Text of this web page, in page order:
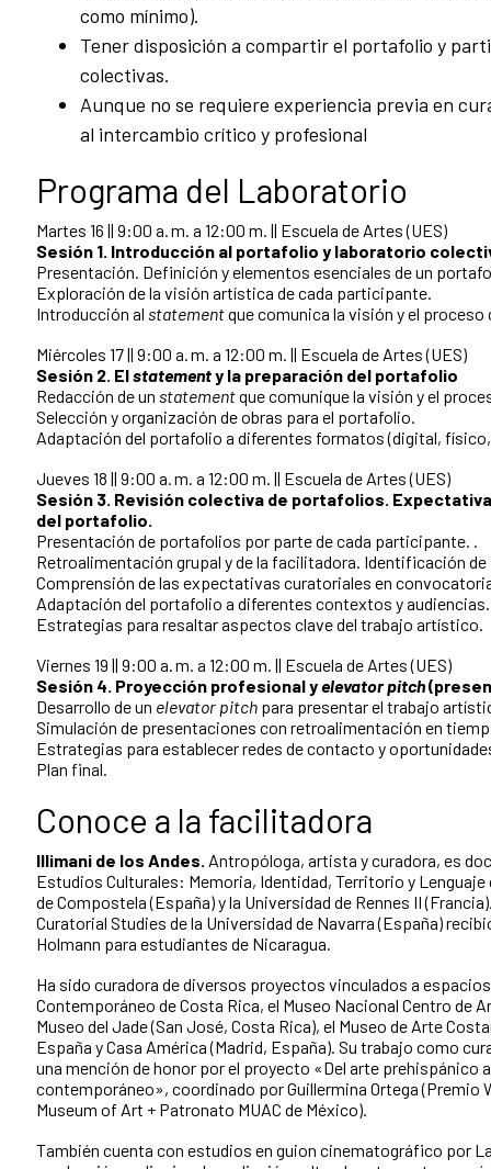
como mínimo).
Tener disposición a compartir el portafolio y
colectivas.
Aunque no se requiere experiencia previa en
al intercambio crítico y profesional
Programa del Laboratorio
Martes 16 || 9:00 a. m. a 12:00 m. || Escuela de Artes (UES)
Sesión 1. Introducción al portafolio y laboratorio
Presentación. Definición y elementos esenciales de un
Exploración de la visión artística de cada participante.
Introducción al statementque comunica la visión y el
Miércoles 17 || 9:00 a. m. a 12:00 m. || Escuela de Artes (UES)
Sesión 2. Elstatementy la preparación del portafolio
Redacción de un statementque comunique la visión y el
Selección y organización de obras para el portafolio.
Adaptación del portafolio a diferentes formatos (digital,
Jueves 18 || 9:00 a. m. a 12:00 m. || Escuela de Artes (UES)
Sesión 3. Revisión colectiva de portafolios.
del portafolio.
Presentación de portafolios por parte de cada participante. .
Retroalimentación grupal y de la facilitadora. Identificación
Comprensión de las expectativas curatoriales en
Adaptación del portafolio a diferentes contextos y audiencias.
Estrategias para resaltar aspectos clave del trabajo artístico.
Viernes 19 || 9:00 a. m. a 12:00 m. || Escuela de Artes (UES)
Sesión 4. Proyección profesional yelevator pitch
Desarrollo de un elevator pitch para presentar el trabajo
Simulación de presentaciones con retroalimentación en
Estrategias para establecer redes de contacto y
Plan final.
Conoce a la facilitadora
lllimani de los Andes. Antropóloga, artista y curadora, es
Estudios Culturales: Memoria, Identidad, Territorio y Lenguaje
de Compostela (España) y la Universidad de Rennes II
Curatorial Studies de la Universidad de Navarra (España)
Holmann para estudiantes de Nicaragua.
Ha sido curadora de diversos proyectos vinculados a
Contemporáneo de Costa Rica, el Museo Nacional Centro de
Museo del Jade (San José, Costa Rica), el Museo de Arte
España y Casa América (Madrid, España). Su trabajo como
una mención de honor por el proyecto «Del arte prehispánico
contemporáneo», coordinado por Guillermina Ortega (Premio
Museum of Art + Patronato MUAC de México).
También cuenta con estudios en guion cinematográfico por